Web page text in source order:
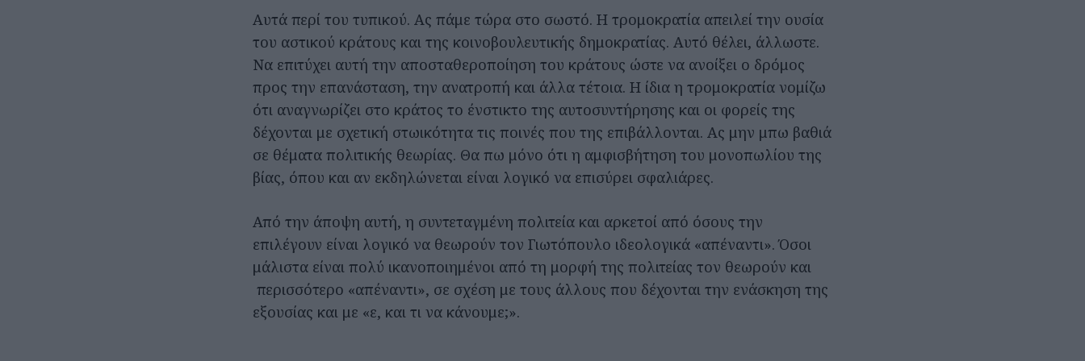
Αυτά περί του τυπικού. Ας πάμε τώρα στο σωστό. Η τρομοκρατία απειλεί την ουσία
του αστικού κράτους και της κοινοβουλευτικής δημοκρατίας. Αυτό θέλει, άλλωστε.
Να επιτύχει αυτή την αποσταθεροποίηση του κράτους ώστε να ανοίξει ο δρόμος
προς την επανάσταση, την ανατροπή και άλλα τέτοια. Η ίδια η τρομοκρατία νομίζω
ότι αναγνωρίζει στο κράτος το ένστικτο της αυτοσυντήρησης και οι φορείς της
δέχονται με σχετική στωικότητα τις ποινές που της επιβάλλονται. Ας μην μπω βαθιά
σε θέματα πολιτικής θεωρίας. Θα πω μόνο ότι η αμφισβήτηση του μονοπωλίου της
βίας, όπου και αν εκδηλώνεται είναι λογικό να επισύρει σφαλιάρες.
Από την άποψη αυτή, η συντεταγμένη πολιτεία και αρκετοί από όσους την
επιλέγουν είναι λογικό να θεωρούν τον Γιωτόπουλο ιδεολογικά «απέναντι». Όσοι
μάλιστα είναι πολύ ικανοποιημένοι από τη μορφή της πολιτείας τον θεωρούν και
περισσότερο «απέναντι», σε σχέση με τους άλλους που δέχονται την ενάσκηση της
εξουσίας και με «ε, και τι να κάνουμε;».